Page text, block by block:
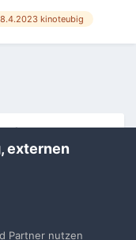
kinoteubig
externen
Partner nutzen